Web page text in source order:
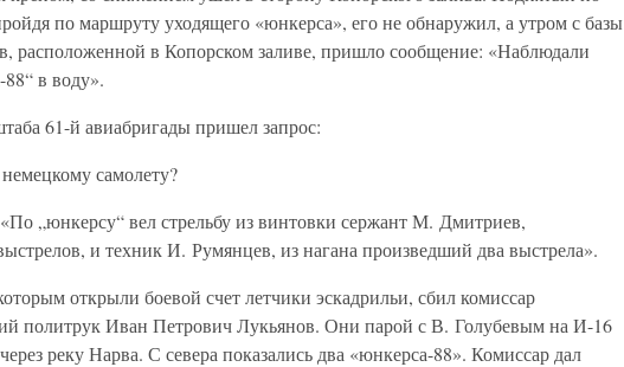
по маршруту уходящего «юнкерса», его не обнаружил, а утром с базы
расположенной в Копорском заливе, пришло сообщение: «Наблюдали
в воду».
61-й авиабригады пришел запрос:
самолету?
„юнкерсу“ вел стрельбу из винтовки сержант М. Дмитриев,
и техник И. Румянцев, из нагана произведший два выстрела».
открыли боевой счет летчики эскадрильи, сбил комиссар
политрук Иван Петрович Лукьянов. Они парой с В. Голубевым на И-16
реку Нарва. С севера показались два «юнкерса-88». Комиссар дал